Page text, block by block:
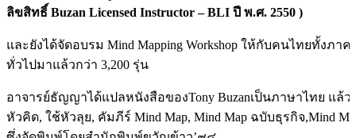
ลิขสิทธิ์ Buzan Licensed Instructor – BLI ปี พ.ศ. 2550 )
และยังได้จัดอบรม Mind Mapping Workshop ให้กับคนไทยทั้งภา
ทั่วไปมาแล้วกว่า 3,200 รุ่น
อาจารย์ธัญญาได้แปลหนังสือของTony Buzanเป็นภาษาไทย แล้
หัวคิด, ใช้หัวลุย, คัมภีร์ Mind Map, Mind Map ฉบับธุรกิจ,Mind